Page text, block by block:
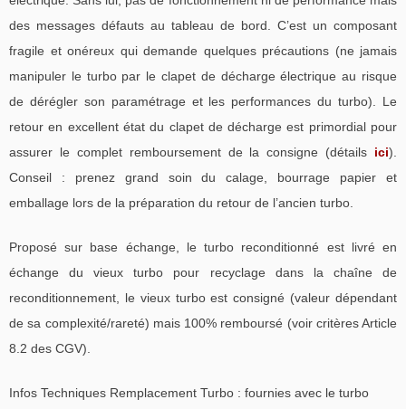
des messages défauts au tableau de bord. C’est un composant
fragile et onéreux qui demande quelques précautions (ne jamais
manipuler le turbo par le clapet de décharge électrique au risque
de dérégler son paramétrage et les performances du turbo). Le
retour en excellent état du clapet de décharge est primordial pour
assurer le complet remboursement de la consigne (détails ici).
Conseil : prenez grand soin du calage, bourrage papier et
emballage lors de la préparation du retour de l’ancien turbo.
Proposé sur base échange, le turbo reconditionné est livré en
échange du vieux turbo pour recyclage dans la chaîne de
reconditionnement, le vieux turbo est consigné (valeur dépendant
de sa complexité/rareté) mais 100% remboursé (voir critères Article
8.2 des CGV).
Infos Techniques Remplacement Turbo : fournies avec le turbo